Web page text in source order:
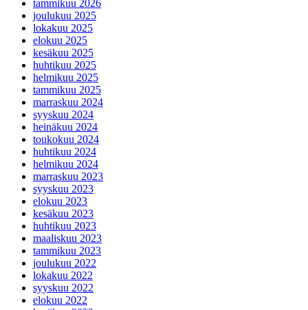
tammikuu 2026
joulukuu 2025
lokakuu 2025
elokuu 2025
kesäkuu 2025
huhtikuu 2025
helmikuu 2025
tammikuu 2025
marraskuu 2024
syyskuu 2024
heinäkuu 2024
toukokuu 2024
huhtikuu 2024
helmikuu 2024
marraskuu 2023
syyskuu 2023
elokuu 2023
kesäkuu 2023
huhtikuu 2023
maaliskuu 2023
tammikuu 2023
joulukuu 2022
lokakuu 2022
syyskuu 2022
elokuu 2022